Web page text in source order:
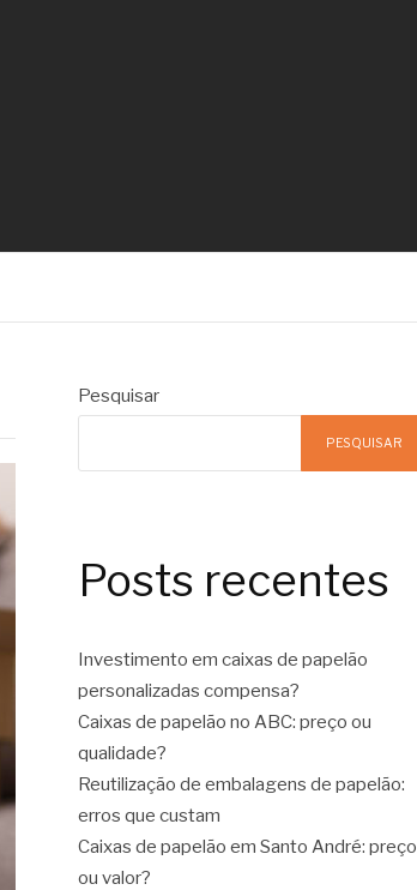
Pesquisar
PESQUISAR
Posts recentes
Investimento em caixas de papelão
personalizadas compensa?
Caixas de papelão no ABC: preço ou
qualidade?
Reutilização de embalagens de papelão:
erros que custam
Caixas de papelão em Santo André: preço
ou valor?